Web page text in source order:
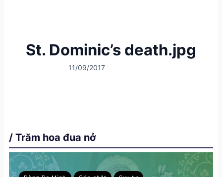
St. Dominic’s death.jpg
11/09/2017
/ Trăm hoa đua nở